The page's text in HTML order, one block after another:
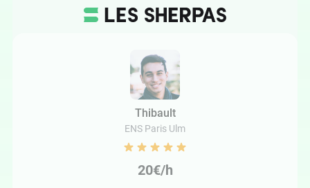
Thibault
ENS Paris Ulm
20€/h